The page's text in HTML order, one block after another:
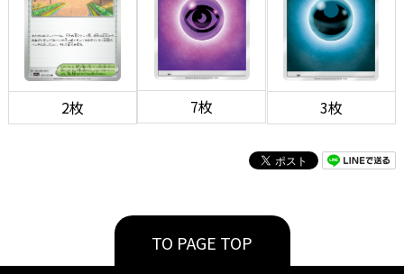
2枚 7枚 3枚
TO PAGE TOP